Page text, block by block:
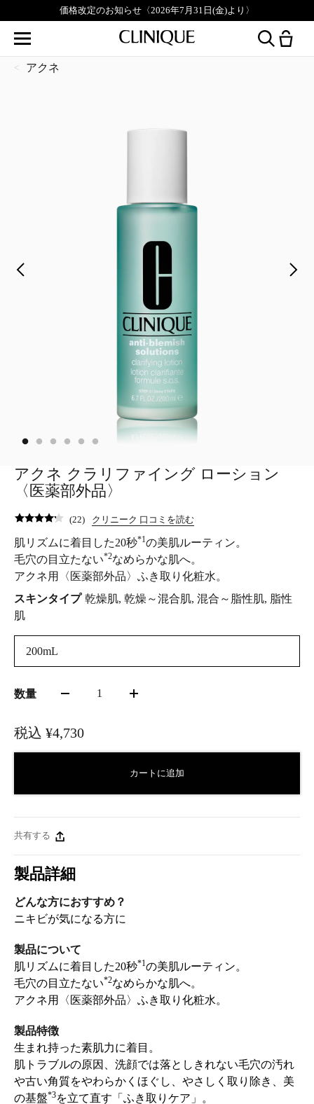
価格改定のお知らせ〈2026年7月31日(金)より〉
アクネ
アクネ クラリファイング ローション
〈医薬部外品〉
(22) クリニーク 口コミを読む
肌リズムに着目した20秒*1の美肌ルーティン。
毛穴の目立たない*2なめらかな肌へ。
アクネ用〈医薬部外品〉ふき取り化粧水。
スキンタイプ 乾燥肌, 乾燥～混合肌, 混合～脂性肌, 脂性
肌
200mL
数量 1
カートに追加
税込 ¥4,730
共有する
製品詳細
どんな方におすすめ？
ニキビが気になる方に
製品について
肌リズムに着目した20秒*1の美肌ルーティン。
毛穴の目立たない*2なめらかな肌へ。
アクネ用〈医薬部外品〉ふき取り化粧水。
製品特徴
生まれ持った素肌力に着目。
肌トラブルの原因、洗顔では落としきれない毛穴の汚れ
や古い角質をやわらかくほぐし、やさしく取り除き、美
の基盤*3を立て直す「ふき取りケア」。